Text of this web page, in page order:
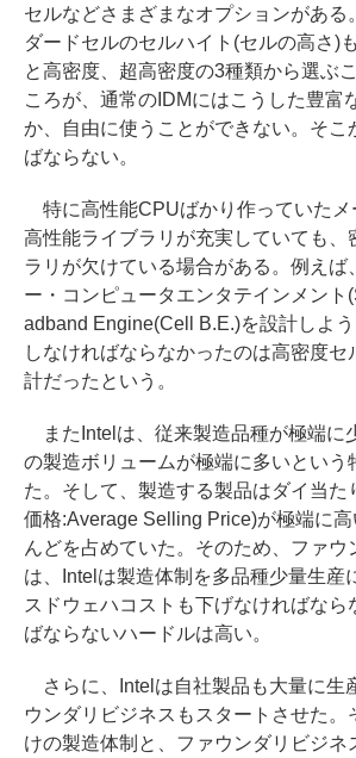
セルなどさまざまなオプションがある
ダードセルのセルハイト(セルの高さ)
と高密度、超高密度の3種類から選ぶ
ころが、通常のIDMにはこうした豊富
か、自由に使うことができない。そこ
ばならない。
特に高性能CPUばかり作っていたメ
高性能ライブラリが充実していても、
ラリが欠けている場合がある。例えば
ー・コンピュータエンタテインメント
adband Engine(Cell B.E.)を設計しよ
しなければならなかったのは高密度セ
計だったという。
またIntelは、従来製造品種が極端に
の製造ボリュームが極端に多いという
た。そして、製造する製品はダイ当た
価格:Average Selling Price)が極端に
んどを占めていた。そのため、ファウ
は、Intelは製造体制を多品種少量生産
スドウェハコストも下げなければなら
ばならないハードルは高い。
さらに、Intelは自社製品も大量に生
ウンダリビジネスもスタートさせた。
けの製造体制と、ファウンダリビジネ